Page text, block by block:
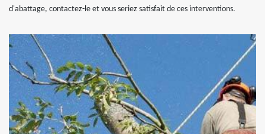
d'abattage, contactez-le et vous seriez satisfait de ces interventions.